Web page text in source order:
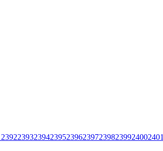
2392239323942395239623972398239924002401